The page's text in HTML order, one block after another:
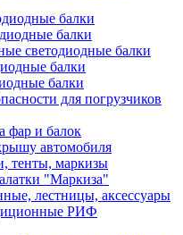
балки
балки
светодиодные балки
балки
балки
для погрузчиков
фар и балок
автомобиля
тенты, маркизы
"Маркиза"
лестницы, аксессуары
РИФ